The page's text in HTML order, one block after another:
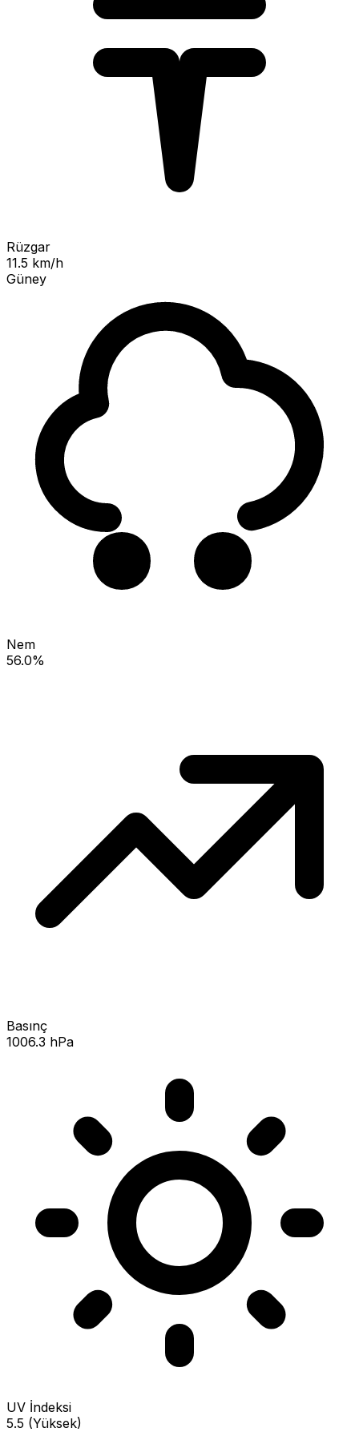
Rüzgar
11.5 km/h
Güney
Nem
56.0%
Basınç
1006.3 hPa
UV İndeksi
5.5 (Yüksek)